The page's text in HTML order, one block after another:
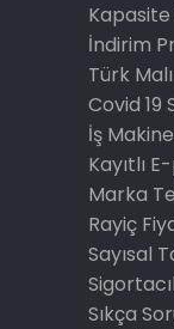
İndirim
Türk
Covid 19
İş
Kayıtlı
Marka
Rayiç
Sayısal
Sıkça